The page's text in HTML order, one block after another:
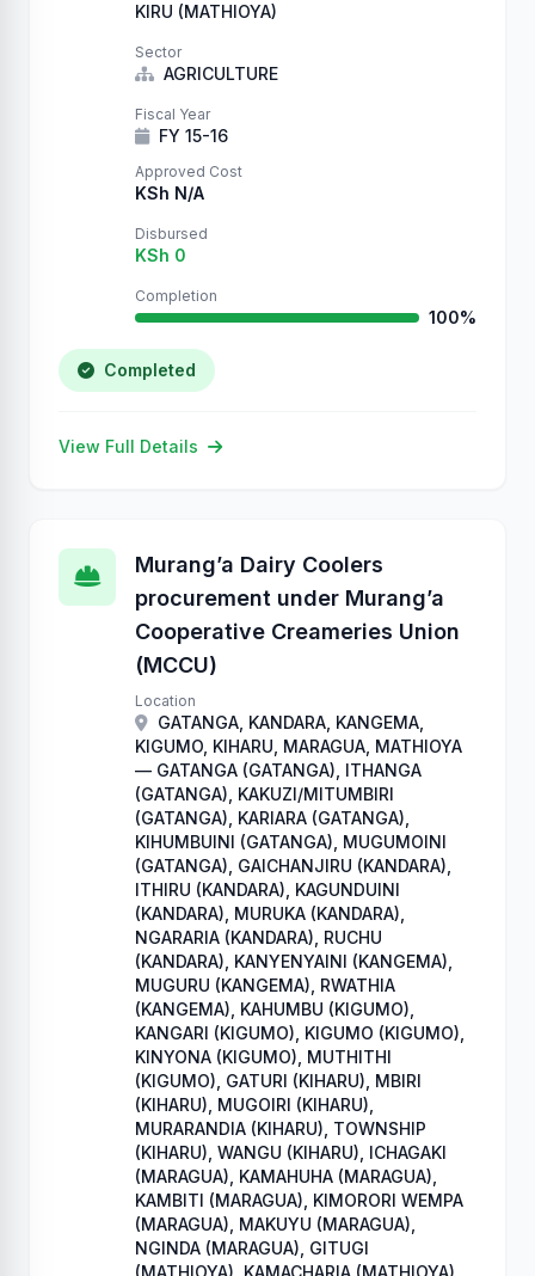
KIRU (MATHIOYA)
Sector
AGRICULTURE
Fiscal Year
FY 15-16
Approved Cost
KSh N/A
Disbursed
KSh 0
Completion
100%
Completed
View Full Details
Murang’a Dairy Coolers
procurement under Murang’a
Cooperative Creameries Union
(MCCU)
Location
GATANGA, KANDARA, KANGEMA,
KIGUMO, KIHARU, MARAGUA, MATHIOYA
— GATANGA (GATANGA), ITHANGA
(GATANGA), KAKUZI/MITUMBIRI
(GATANGA), KARIARA (GATANGA),
KIHUMBUINI (GATANGA), MUGUMOINI
(GATANGA), GAICHANJIRU (KANDARA),
ITHIRU (KANDARA), KAGUNDUINI
(KANDARA), MURUKA (KANDARA),
NGARARIA (KANDARA), RUCHU
(KANDARA), KANYENYAINI (KANGEMA),
MUGURU (KANGEMA), RWATHIA
(KANGEMA), KAHUMBU (KIGUMO),
KANGARI (KIGUMO), KIGUMO (KIGUMO),
KINYONA (KIGUMO), MUTHITHI
(KIGUMO), GATURI (KIHARU), MBIRI
(KIHARU), MUGOIRI (KIHARU),
MURARANDIA (KIHARU), TOWNSHIP
(KIHARU), WANGU (KIHARU), ICHAGAKI
(MARAGUA), KAMAHUHA (MARAGUA),
KAMBITI (MARAGUA), KIMORORI WEMPA
(MARAGUA), MAKUYU (MARAGUA),
NGINDA (MARAGUA), GITUGI
(MATHIOYA), KAMACHARIA (MATHIOYA),